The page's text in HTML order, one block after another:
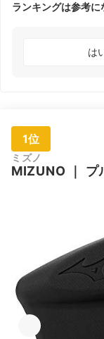
ランキングは参考に
は
1位
ミズノ
MIZUNO ｜ プ